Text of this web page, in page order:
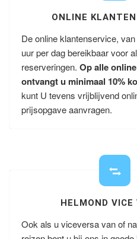
ONLINE
De online klantenservice,
uur per dag bereikbaar voor
reserveringen.Op alle
ontvangt u minimaal 10%
kunt U tevens vrijblijvend
prijsopgave aanvragen.
HELMOND VICE
Ook als u viceversa van of